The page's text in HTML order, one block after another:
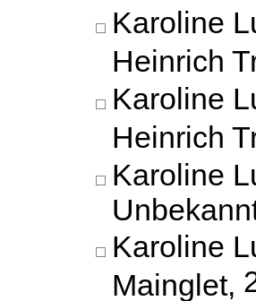
Karoline
Heinrich
Karoline
Heinrich
Karoline
Karoline
Mainglet,